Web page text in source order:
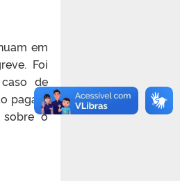
em
Foi
de
pagará
o